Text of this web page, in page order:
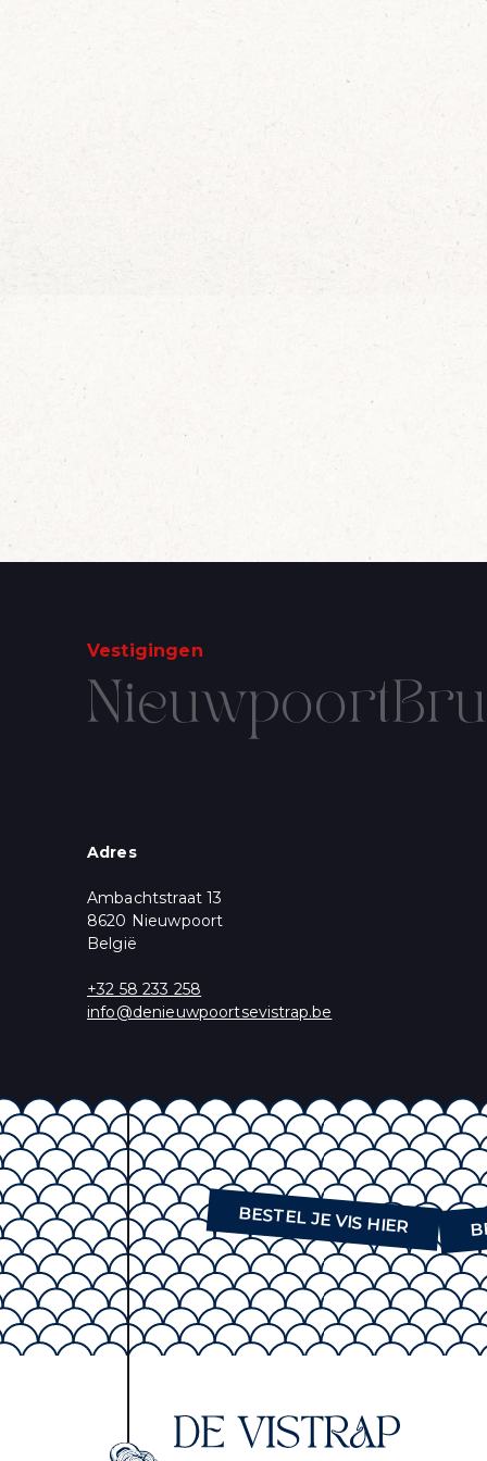
Wijn Crudo wit
Wijn Fishwives Chardonnay
Wijn Tonno Chardonnay
Zin
Ik wil de mailing
SCHRIJF U
U krijgt een aantal
U kunt zich op elk
ons privacybeleid,
Vestigingen
Nieuwpoort
Adres
Ambachtstraat 13
8620 Nieuwpoort
België
+32 58 233 258
info@denieuwpoortsevistrap.be
BESTEL JE VIS HIER